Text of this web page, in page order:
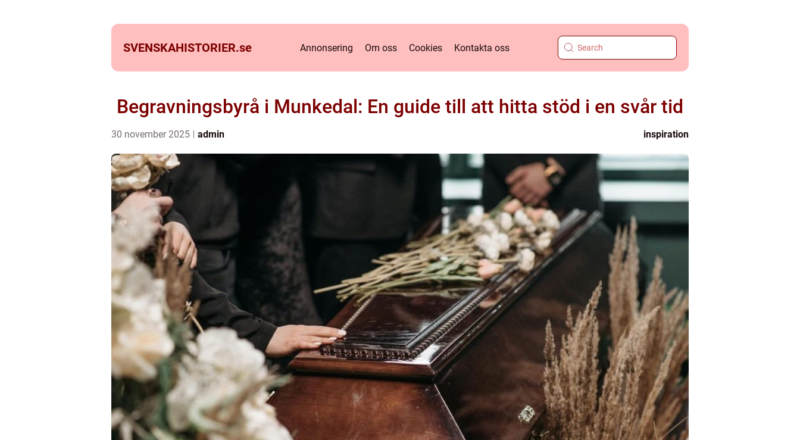
SVENSKAHISTORIER.se Annonsering Om oss Cookies Kontakta oss
Begravningsbyrå i Munkedal: En guide till att hitta stöd i en svår tid
30 november 2025 admin inspiration